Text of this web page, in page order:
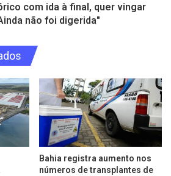
com ida à final, quer vingar
não foi digerida"
Bahia registra aumento nos
números de transplantes de